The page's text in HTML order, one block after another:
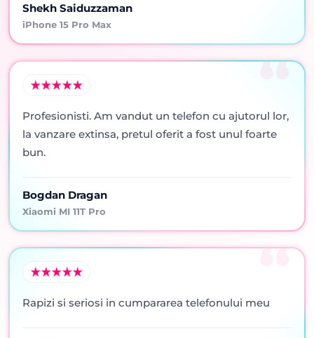
Shekh Saiduzzaman
iPhone 15 Pro Max
Profesionisti. Am vandut un telefon cu ajutorul lor,
la vanzare extinsa, pretul oferit a fost unul foarte
bun.
Bogdan Dragan
Xiaomi MI 11T Pro
Rapizi si seriosi in cumpararea telefonului meu